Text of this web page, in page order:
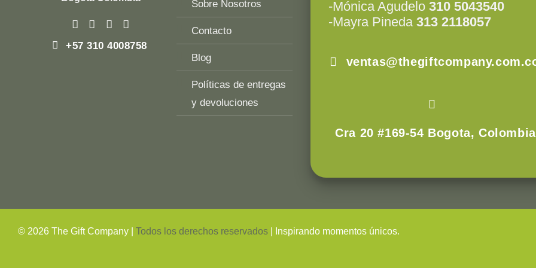
+57 310 4008758
Sobre Nosotros
Contacto
Blog
Políticas de entregas
y devoluciones
-Mónica Agudelo 310 5043540
-Mayra Pineda 313 2118057
Cra 20 #169-54 Bogota, Colombia
© 2026 The Gift Company | Todos los derechos reservados | Inspirando momentos únicos.